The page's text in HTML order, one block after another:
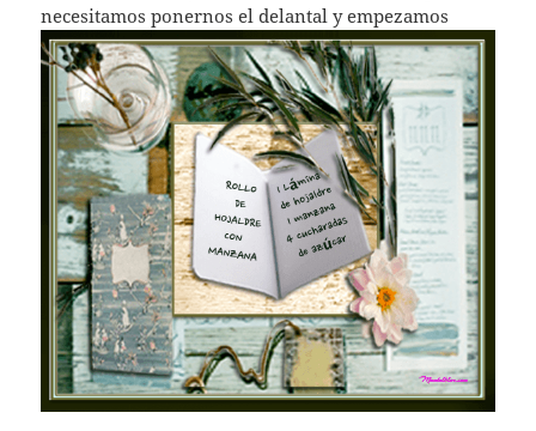
necesitamos ponernos el delantal y empezamos